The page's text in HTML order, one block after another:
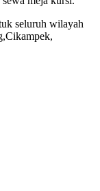
seluruh wilayah